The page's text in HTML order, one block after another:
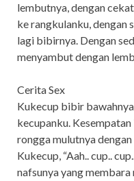
lembutnya, dengan
ke rangkulanku, dengan
lagi bibirnya. Dengan
menyambut dengan
Cerita Sex
Kukecup bibir
kecupanku.
rongga mulutnya
Kukecup, “Aah.. cup..
nafsunya yang